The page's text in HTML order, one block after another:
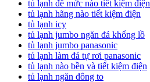
tủ lạnh để mức nào tiết kiệm điện
tủ lạnh hãng nào tiết kiệm điện
tủ lạnh icy
tủ lạnh jumbo ngăn đá khổng lồ
tủ lạnh jumbo panasonic
tủ lạnh làm đá tự rơi panasonic
tủ lạnh nào bền và tiết kiệm điện
tủ lạnh ngăn đông to